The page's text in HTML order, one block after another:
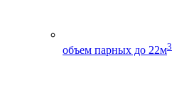
объем парных до 22м3